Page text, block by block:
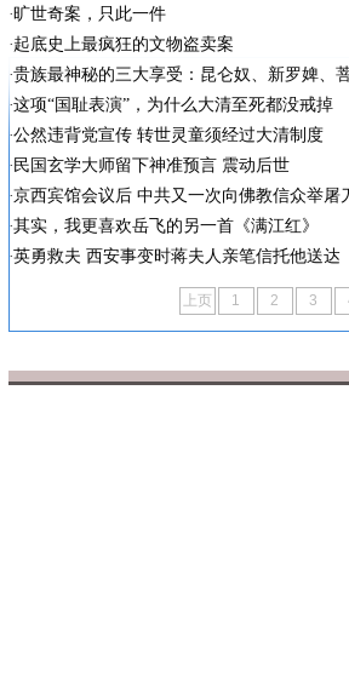
旷世奇案，只此一件
起底史上最疯狂的文物盗卖案
贵族最神秘的三大享受：昆仑奴、新罗婢、
这项“国耻表演”，为什么大清至死都没戒掉
公然违背党宣传 转世灵童须经过大清制度
民国玄学大师留下神准预言 震动后世
京西宾馆会议后 中共又一次向佛教信众举屠
其实，我更喜欢岳飞的另一首《满江红》
英勇救夫 西安事变时蒋夫人亲笔信托他送达
上页 1 2 3